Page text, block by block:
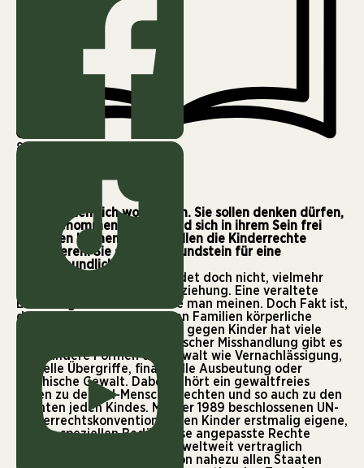
8 min
Kinder sollen sich wohlfühlen. Sie sollen denken dürfen,
ernst genommen werden und sich in ihrem Sein frei
entfalten können. All das sollen die Kinderrechte
garantieren. Sie sind der Grundstein für eine
kinderfreundliche Welt.
„A g’sunde Watschen“ schadet doch nicht, vielmehr
gehört sie zu einer guten Erziehung. Eine veraltete
Erziehungsmaßnahme sollte man meinen. Doch Fakt ist,
dass auch in österreichischen Familien körperliche
Gewalt alltäglich ist. Gewalt gegen Kinder hat viele
Gesichter. Denn neben physischer Misshandlung gibt es
auch andere Formen der Gewalt wie Vernachlässigung,
sexuelle Übergriffe, finanzielle Ausbeutung oder
psychische Gewalt. Dabei gehört ein gewaltfreies
Leben zu den
UN-Menschenrechten und so auch zu den
Rechten jeden Kindes. Mit der 1989 beschlossenen UN-
Kinderrechtskonvention haben Kinder erstmalig eigene,
an ihre speziellen Bedürfnisse angepasste Rechte
erhalten. Diese Rechte sind weltweit vertraglich
festgehalten worden und von nahezu allen Staaten